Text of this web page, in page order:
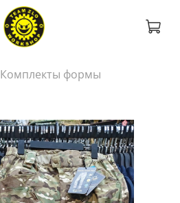
Комплекты формы